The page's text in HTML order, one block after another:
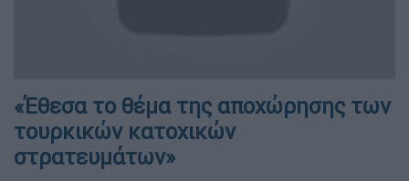
«Έθεσα το θέμα της αποχώρησης των
τουρκικών κατοχικών
στρατευμάτων»